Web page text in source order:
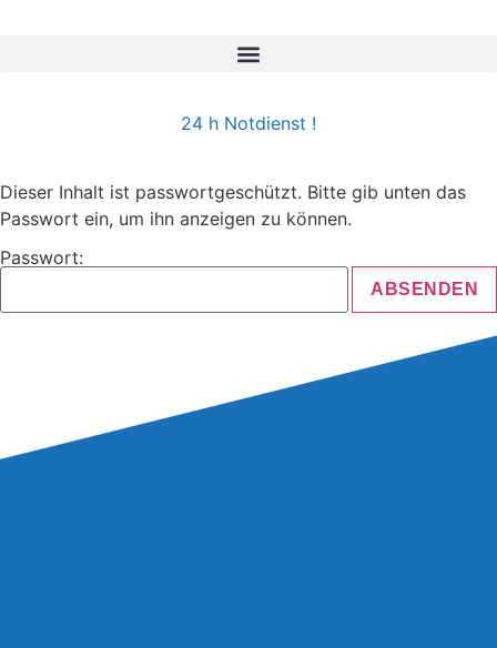
24 h Notdienst !
Dieser Inhalt ist passwortgeschützt. Bitte gib unten das
Passwort ein, um ihn anzeigen zu können.
Passwort: